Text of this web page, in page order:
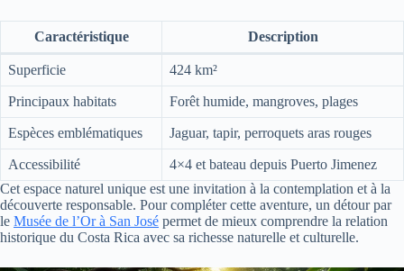
Caractéristique Description
Superficie 424 km²
Principaux habitats Forêt humide, mangroves, plages
Espèces emblématiques Jaguar, tapir, perroquets aras rouges
Accessibilité
4×4 et bateau depuis Puerto Jimenez
Cet espace naturel unique est une invitation à la contemplation et à la
découverte responsable. Pour compléter cette aventure, un détour par
le Musée de l’Or à San José permet de mieux comprendre la relation
historique du Costa Rica avec sa richesse naturelle et culturelle.